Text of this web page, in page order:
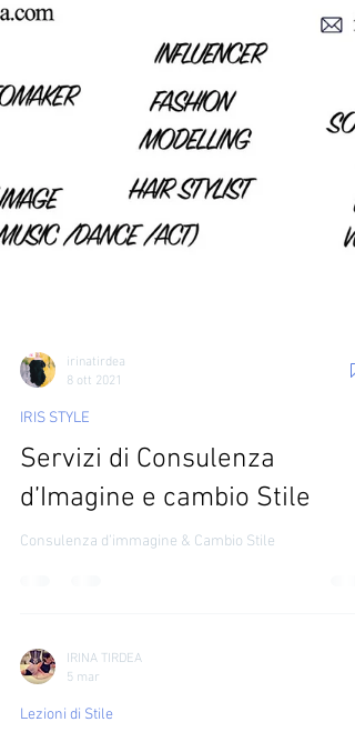
irinatirdea
Servizi di Consulenza
d’Imagine e cambio Stile
IRINA TIRDEA